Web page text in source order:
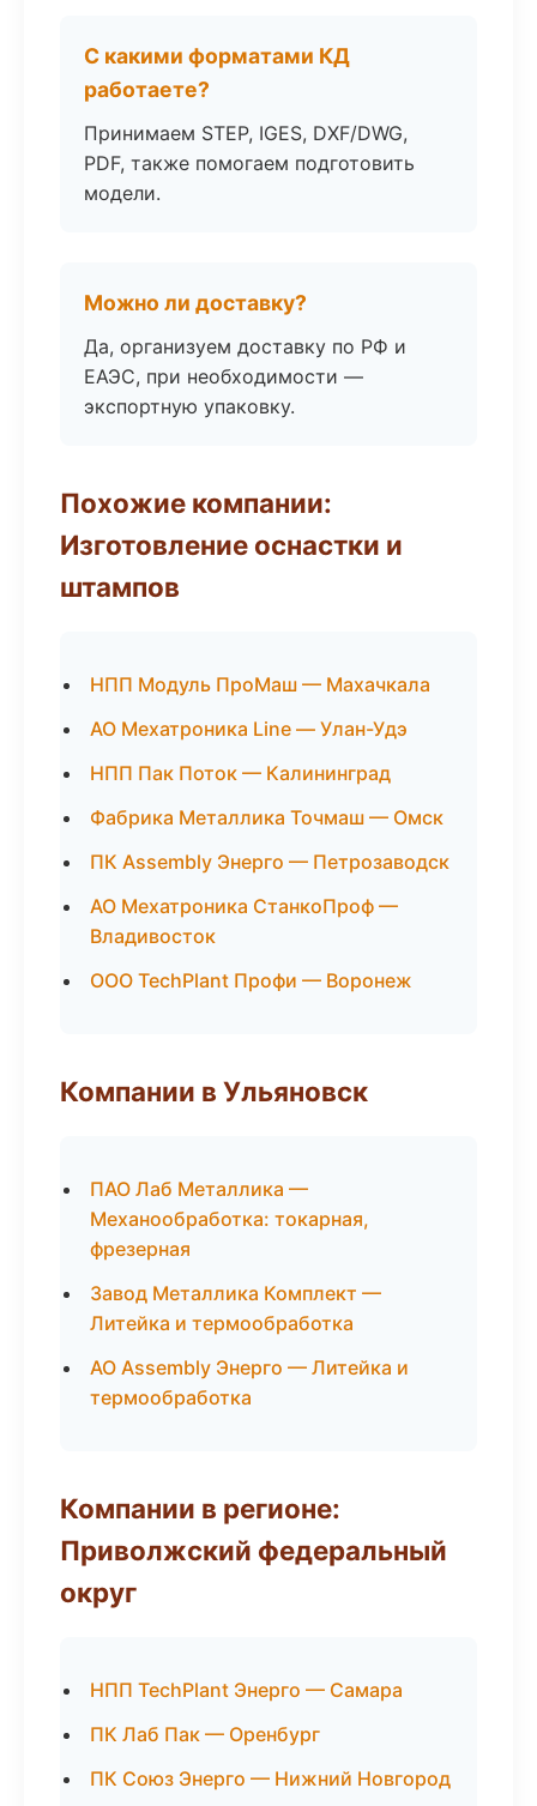
С какими форматами КД
работаете?
Принимаем STEP, IGES, DXF/DWG,
PDF, также помогаем подготовить
модели.
Можно ли доставку?
Да, организуем доставку по РФ и
ЕАЭС, при необходимости —
экспортную упаковку.
Похожие компании:
Изготовление оснастки и
штампов
НПП Модуль ПроМаш — Махачкала
АО Мехатроника Line — Улан-Удэ
НПП Пак Поток — Калининград
Фабрика Металлика Точмаш — Омск
ПК Assembly Энерго — Петрозаводск
АО Мехатроника СтанкоПроф —
Владивосток
ООО TechPlant Профи — Воронеж
Компании в Ульяновск
ПАО Лаб Металлика —
Механообработка: токарная,
фрезерная
Завод Металлика Комплект —
Литейка и термообработка
АО Assembly Энерго — Литейка и
термообработка
Компании в регионе:
Приволжский федеральный
округ
НПП TechPlant Энерго — Самара
ПК Лаб Пак — Оренбург
ПК Союз Энерго — Нижний Новгород